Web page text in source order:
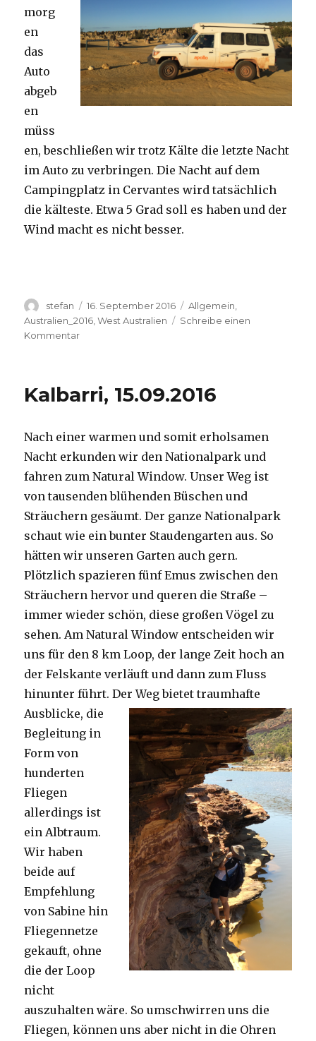
morg
en
das
Auto
abgeb
en
müss
en, beschließen wir trotz Kälte die letzte Nacht
im Auto zu verbringen. Die Nacht auf dem
Campingplatz in Cervantes wird tatsächlich
die kälteste. Etwa 5 Grad soll es haben und der
Wind macht es nicht besser.
Autor
stefan
Veröffentlicht
am
16. September 2016 Kategorien
Allgemein
Australien_2016 ,West Australien
Schreibe einen
Kommentarzu
Kalbarri, 15.09.2016
Nach einer warmen und somit erholsamen
Nacht erkunden wir den Nationalpark und
fahren zum Natural Window. Unser Weg ist
von tausenden blühenden Büschen und
Sträuchern gesäumt. Der ganze Nationalpark
schaut wie ein bunter Staudengarten aus. So
hätten wir unseren Garten auch gern.
Plötzlich spazieren fünf Emus zwischen den
Sträuchern hervor und queren die Straße –
immer wieder schön, diese großen Vögel zu
sehen. Am Natural Window entscheiden wir
uns für den 8 km Loop, der lange Zeit hoch an
der Felskante verläuft und dann zum Fluss
hinunter führt. Der Weg bietet traumhafte
Ausblicke, die
Begleitung in
Form von
hunderten
Fliegen
allerdings ist
ein Albtraum.
Wir haben
beide auf
Empfehlung
von Sabine hin
Fliegennetze
gekauft, ohne
die der Loop
nicht
auszuhalten wäre. So umschwirren uns die
Fliegen, können uns aber nicht in die Ohren